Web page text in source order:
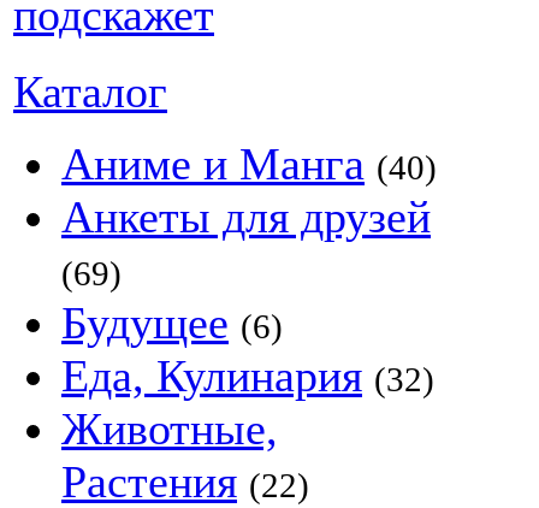
Каталог
Аниме и Манга (40)
Анкеты для друзей
(69)
Будущее (6)
Еда, Кулинария (32)
Животные,
Растения (22)